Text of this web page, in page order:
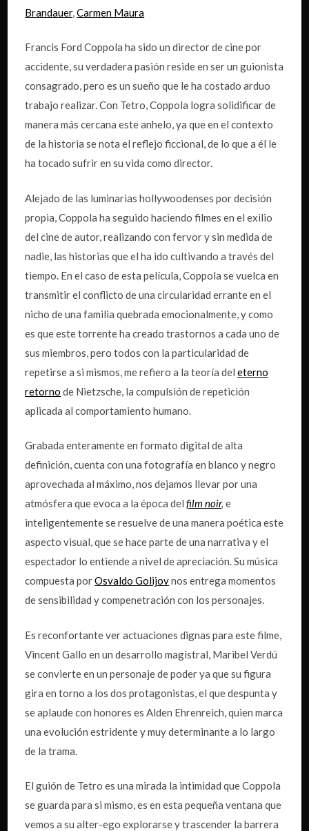
Brandauer,Carmen Maura
Francis Ford Coppola ha sido un director de cine por
accidente, su verdadera pasión reside en ser un guionista
consagrado, pero es un sueño que le ha costado arduo
trabajo realizar. Con Tetro, Coppola logra solidificar de
manera más cercana este anhelo, ya que en el contexto
de la historia se nota el reflejo ficcional, de lo que a él le
ha tocado sufrir en su vida como director.
Alejado de las luminarias hollywoodenses por decisión
propia, Coppola ha seguido haciendo filmes en el exilio
del cine de autor, realizando con fervor y sin medida de
nadie, las historias que el ha ido cultivando a través del
tiempo. En el caso de esta película, Coppola se vuelca en
transmitir el conflicto de una circularidad errante en el
nicho de una familia quebrada emocionalmente, y como
es que este torrente ha creado trastornos a cada uno de
sus miembros, pero todos con la particularidad de
repetirse a si mismos, me refiero a la teoría deleterno
retorno de Nietzsche, la compulsión de repetición
aplicada al comportamiento humano.
Grabada enteramente en formato digital de alta
definición, cuenta con una fotografía en blanco y negro
aprovechada al máximo, nos dejamos llevar por una
atmósfera que evoca a la época delfilm noir, e
inteligentemente se resuelve de una manera poética este
aspecto visual, que se hace parte de una narrativa y el
espectador lo entiende a nivel de apreciación. Su música
compuesta porOsvaldo Golijovnos entrega momentos
de sensibilidad y compenetración con los personajes.
Es reconfortante ver actuaciones dignas para este filme,
Vincent Gallo en un desarrollo magistral, Maribel Verdú
se convierte en un personaje de poder ya que su figura
gira en torno a los dos protagonistas, el que despunta y
se aplaude con honores es Alden Ehrenreich, quien marca
una evolución estridente y muy determinante a lo largo
de la trama.
El guión de Tetro es una mirada la intimidad que Coppola
se guarda para si mismo, es en esta pequeña ventana que
vemos a su alter-ego explorarse y trascender la barrera